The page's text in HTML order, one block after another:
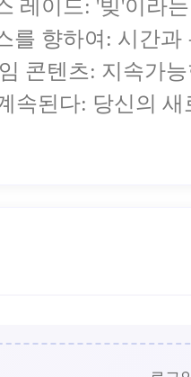
레이드: '빚'이라
를 향하여: 시간
콘텐츠: 지속가
속된다: 당신의 새